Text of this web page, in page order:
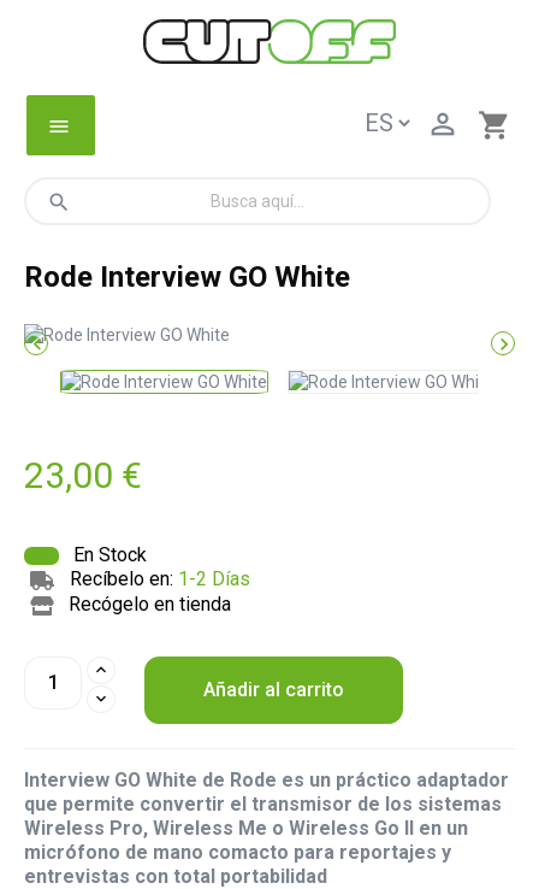
menu shopping_cart

search
Rode Interview GO White
 
23,00 €
En Stock
Recíbelo en: 1-2 Días
Recógelo en tienda
Añadir al carrito
Interview GO White de Rode es un práctico adaptador
que permite convertir el transmisor de los sistemas
Wireless Pro, Wireless Me o Wireless Go II en un
micrófono de mano comacto para reportajes y
entrevistas con total portabilidad